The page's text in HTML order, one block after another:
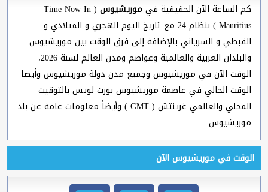
كم الساعة الآن الحقيقية فيموريشيوس ( Time Now In
Mauritius ) بنظام 24 مع تاريخ اليوم الهجري و الميلادي و
القبطي و السرياني بالإضافة إلى فرق الوقت بين موريشيوس
والبلدان العربية والعالمية وعواصم ومدن العالم لسنة 2026،
الوقت الآن في موريشيوس وجميع مدن دولة موريشيوس وأيضا
الوقت الحالي في عاصمة موريشيوس بورت لويس بالتوقيت
المحلي والعالمي غرينتش ( GMT ) وأيضاً معلومات عامة عن بلد
موريشيوس.
الوقت في موريشيوس الآن